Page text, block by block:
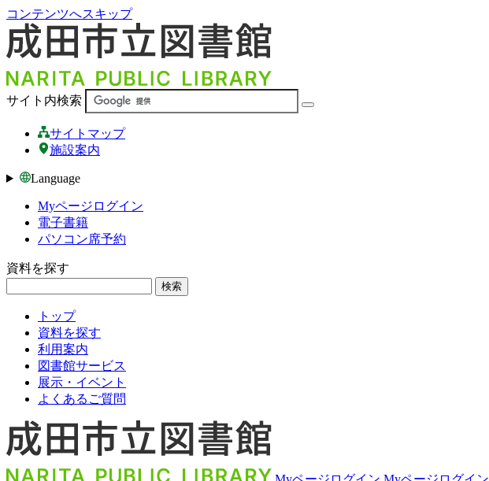
コンテンツへスキップ
サイト内検索
サイトマップ
施設案内
Language
Myページログイン
電子書籍
パソコン席予約
資料を探す
検索
トップ
資料を探す
利用案内
図書館サービス
展示・イベント
よくあるご質問